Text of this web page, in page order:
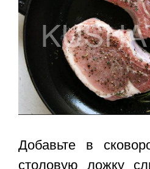
Добавьте в
столовую ложку